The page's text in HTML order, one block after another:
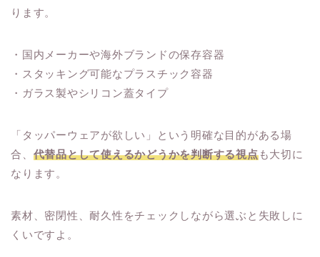
ります。
・国内メーカーや海外ブランドの保存容器
・スタッキング可能なプラスチック容器
・ガラス製やシリコン蓋タイプ
「タッパーウェアが欲しい」という明確な目的がある場
合、 代替品として使えるかどうかを判断する視点も大切に
なります。
素材、密閉性、耐久性をチェックしながら選ぶと失敗しに
くいですよ。